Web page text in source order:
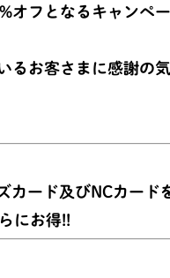
オフとなるキャンペ
るお客さまに感謝の
カード及びNCカード
にお得!!